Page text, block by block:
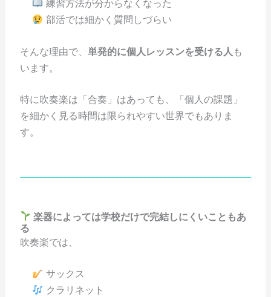
練習方法が分からなくなった
部活では細かく質問しづらい
そんな理由で、 単発的に個人レッスンを受ける人 も
います。
特に吹奏楽は「合奏」はあっても、「個人の課題」
を細かく見る時間は限られやすい世界でもありま
す。
楽器によっては学校だけで完結しにくいこともあ
る
吹奏楽では、
サックス
クラリネット